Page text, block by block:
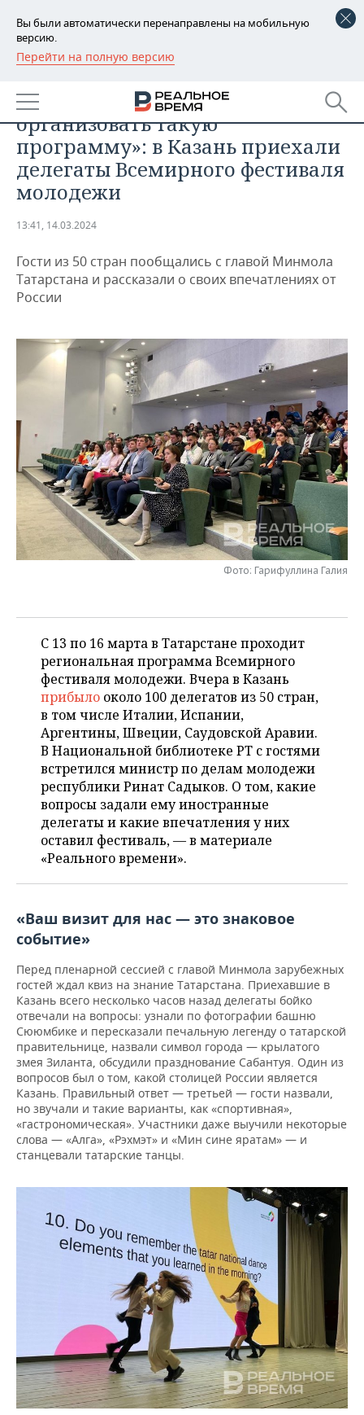
Вы были автоматически перенаправлены на мобильную
версию.
Перейти на полную версию
РЕГИОНЫ
БАШКОРТОСТАН
ТАТАРСТАН
УДМУРТИЯ
НОВОСТИ
АНАЛИТИКА
НОВОСТИ АНАЛИТИКИ
ДЕКЛАРАЦИИ О ДОХОДАХ
ВУЗЫ ТАТАРСТАНА
ТАТАРСТАНА
ЭКОНОМИКА
НОВОСТИ ЭКОНОМИКИ
БАНКИ
ИНВЕСТИЦИИ
ПРОМЫШЛЕННОСТИ
АГРОПРОМ
НЕФТЕХИМИЯ
ЭНЕРГЕТИКА
НОВОСТИ НЕДВИЖИМОСТИ
АВТО
НОВОСТИ БИЗНЕСА
РОЗНИЧНАЯ ТОРГОВЛЯ
ТРАНСПОРТ
УСЛУГИ
ТЕХНОЛОГИИ
НОВОСТИ ТЕХНОЛОГИЙ
IT
МЕДИА
ТЕЛЕКОММУНИКАЦИИ
МЕРОПРИЯТИЯ
НОВОСТИ МЕРОПРИЯТИЙ
ВЫЕЗДНАЯ РЕДАКЦИЯ
БИЗНЕС-БРАНЧИ
ONLINE-КОНФЕРЕНЦИИ
СПОРТ
НОВОСТИ СПОРТА
ФУТБОЛ
ХОККЕЙ
ВОЛЕЙБОЛ
КИБЕРСПОРТ
ФИГУРНОЕ КАТАНИЕ
ВОДНЫЕ ВИДЫ СПОРТА
ХОККЕЙ С МЯЧОМ
ОБЩЕСТВО
НОВОСТИ ОБЩЕСТВА
ВЛАСТЬ
ИСТОРИЯ
КУЛЬТУРА
МЕДИЦИНА
ОБРАЗОВАНИЕ
ПРОИСШЕСТВИЯ
ФОТОГАЛЕРЕЯ
СЮЖЕТЫ
СПИСОК ПЕРСОН
СПИСОК КОМПАНИЙ
ПОЛНАЯ ВЕРСИЯ
«Только Россия могла
организовать такую
программу»: в Казань приехали
делегаты Всемирного фестиваля
молодежи
13:41, 14.03.2024
Гости из 50 стран пообщались с главой Минмола
Татарстана и рассказали о своих впечатлениях от
России
Фото: Гарифуллина Галия
С 13 по 16 марта в Татарстане проходит
региональная программа Всемирного
фестиваля молодежи. Вчера в Казань
прибыло около 100 делегатов из 50 стран,
в том числе Италии, Испании,
Аргентины, Швеции, Саудовской Аравии.
В Национальной библиотеке РТ с гостями
встретился министр по делам молодежи
республики Ринат Садыков. О том, какие
вопросы задали ему иностранные
делегаты и какие впечатления у них
оставил фестиваль, — в материале
«Реального времени».
«Ваш визит для нас — это знаковое
событие»
Перед пленарной сессией с главой Минмола зарубежных
гостей ждал квиз на знание Татарстана. Приехавшие в
Казань всего несколько часов назад делегаты бойко
отвечали на вопросы: узнали по фотографии башню
Сююмбике и пересказали печальную легенду о татарской
правительнице, назвали символ города — крылатого
змея Зиланта, обсудили празднование Сабантуя. Один из
вопросов был о том, какой столицей России является
Казань. Правильный ответ — третьей — гости назвали,
но звучали и такие варианты, как «спортивная»,
«гастрономическая». Участники даже выучили некоторые
слова — «Алга», «Рэхмэт» и «Мин сине яратам» — и
станцевали татарские танцы.